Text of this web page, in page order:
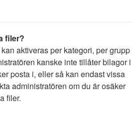
filer?
aktiveras per kategori, per grupp
kanske inte tillåter bilagor i
posta i, eller så kan endast vissa
administratören om du är osäker
filer.